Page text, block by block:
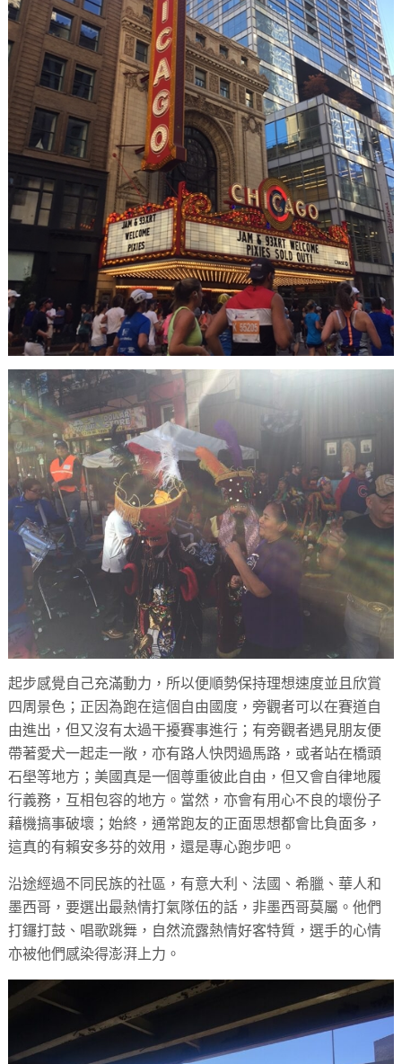
起步感覺自己充滿動力，所以便順勢保持理想速度並且欣賞
四周景色；正因為跑在這個自由國度，旁觀者可以在賽道自
由進出，但又沒有太過干擾賽事進行；有旁觀者遇見朋友便
帶著愛犬一起走一敞，亦有路人快閃過馬路，或者站在橋頭
石壆等地方；美國真是一個尊重彼此自由，但又會自律地履
行義務，互相包容的地方。當然，亦會有用心不良的壞份子
藉機搞事破壞；始終，通常跑友的正面思想都會比負面多，
這真的有賴安多芬的效用，還是專心跑步吧。
沿途經過不同民族的社區，有意大利、法國、希臘、華人和
墨西哥，要選出最熱情打氣隊伍的話，非墨西哥莫屬。他們
打鑼打鼓、唱歌跳舞，自然流露熱情好客特質，選手的心情
亦被他們感染得澎湃上力。